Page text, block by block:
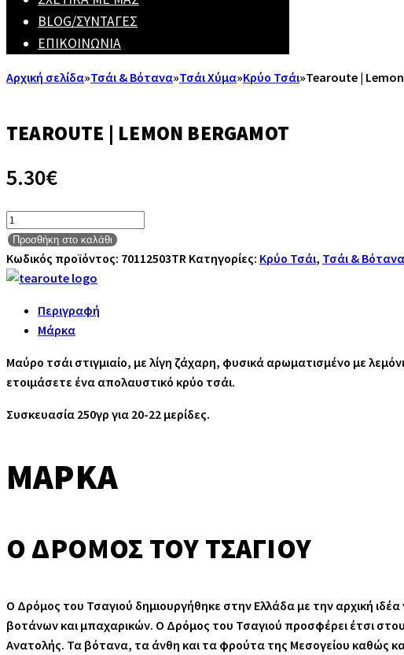
BLOG/ΣΥΝΤΑΓΈΣ
ΕΠΙΚΟΙΝΩΝΊΑ
Αρχική σελίδα»Τσάι & Βότανα»Τσάι Χύμα»Κρύο Τσάι»Tearoute |
TEAROUTE | LEMON BERGAMOT
5.30€
Tearoute
|
Lemon
Bergamot
Προσθήκη στο καλάθι
Κωδικός προϊόντος: 70112503TR Κατηγορίες: Κρύο Τσάι, Τσάι & Βότανα
Περιγραφή
Μάρκα
Μαύρο τσάι στιγμιαίο, με λίγη ζάχαρη, φυσικά αρωματισμένο με
ετοιμάσετε ένα απολαυστικό κρύο τσάι.
Συσκευασία 250γρ για 20-22 μερίδες.
ΜΆΡΚΑ
Ο ΔΡΌΜΟΣ ΤΟΥ ΤΣΑΓΙΟΎ
O Δρόμος του Τσαγιού δημιουργήθηκε στην Ελλάδα με την αρχική
βοτάνων και μπαχαρικών. O Δρόμος του Τσαγιού προσφέρει έτσι
Ανατολής. Τα βότανα, τα άνθη και τα φρούτα της Μεσογείου καθώς